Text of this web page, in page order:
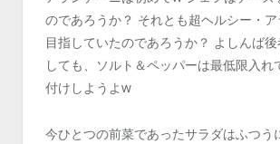
のであろうか？ それとも超ヘルシー・
目指していたのであろうか？ よしんば
しても、ソルト＆ペッパーは最低限入れ
付けしようよw
今ひとつの前菜であったサラダはふつう